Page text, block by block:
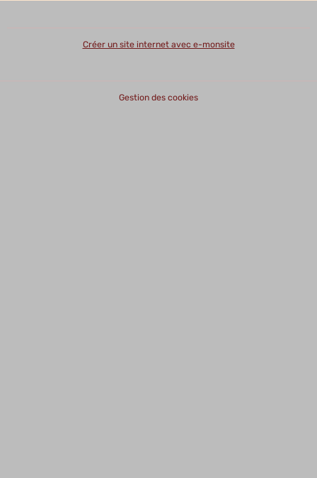
Créer un site internet avec e-monsite
Gestion des cookies